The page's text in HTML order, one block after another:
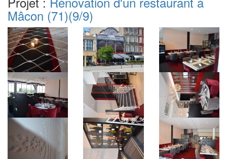
Mâcon (71)(9/9)